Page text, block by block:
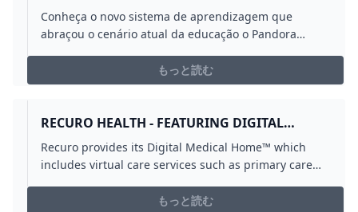
COLÉGIO E CURSOS!
Conheça o novo sistema de aprendizagem que
abraçou o cenário atual da educação o Pandora
もっと読む
RECURO HEALTH - FEATURING DIGITAL
MEDICAL HOME™
Recuro provides its Digital Medical Home™ which
includes virtual care services such as primary care
もっと読む